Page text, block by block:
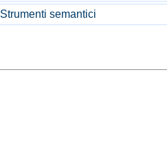
Strumenti semantici